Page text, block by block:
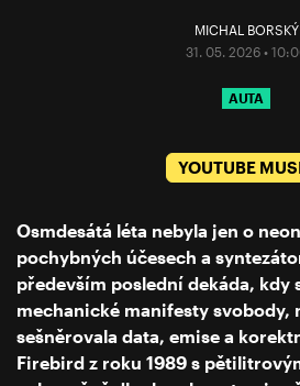
MICHAL BORSKÝ
31. 05. 2026 •
AUTA
YOUTUBE
Osmdesátá léta nebyla jen o
pochybných účesech a
především poslední dekáda, kdy
mechanické manifesty svobody,
sešněrovala data, emise a
Firebird z roku 1989 s